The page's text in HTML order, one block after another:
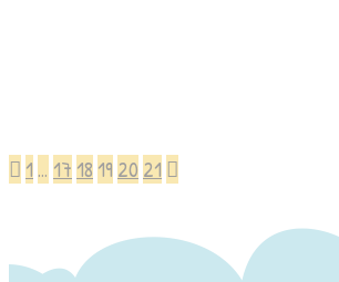
1 … 17 18 19 20 21